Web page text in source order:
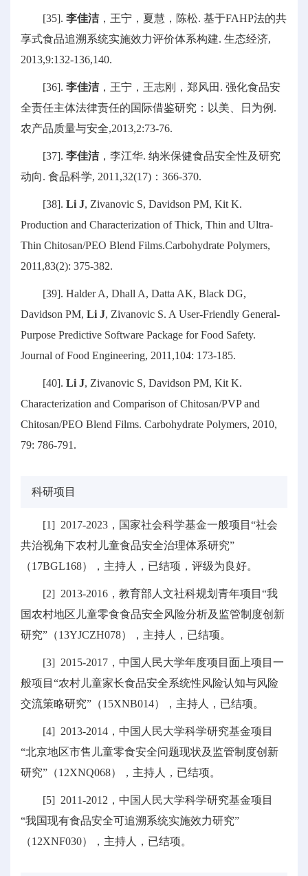
[35]. 李佳洁，王宁，夏慧，陈松. 基于FAHP法的共
享式食品追溯系统实施效力评价体系构建. 生态经济,
2013,9:132-136,140.
[36]. 李佳洁，王宁，王志刚，郑风田. 强化食品安
全责任主体法律责任的国际借鉴研究：以美、日为例.
农产品质量与安全,2013,2:73-76.
[37]. 李佳洁，李江华. 纳米保健食品安全性及研究
动向. 食品科学, 2011,32(17)：366-370.
[38]. Li J, Zivanovic S, Davidson PM, Kit K.
Production and Characterization of Thick, Thin and Ultra-
Thin Chitosan/PEO Blend Films.Carbohydrate Polymers,
2011,83(2): 375-382.
[39]. Halder A, Dhall A, Datta AK, Black DG,
Davidson PM, Li J, Zivanovic S. A User-Friendly General-
Purpose Predictive Software Package for Food Safety.
Journal of Food Engineering, 2011,104: 173-185.
[40]. Li J, Zivanovic S, Davidson PM, Kit K.
Characterization and Comparison of Chitosan/PVP and
Chitosan/PEO Blend Films. Carbohydrate Polymers, 2010,
79: 786-791.
科研项目
[1] 2017-2023，国家社会科学基金一般项目“社会
共治视角下农村儿童食品安全治理体系研究”
（17BGL168），主持人，已结项，评级为良好。
[2] 2013-2016，教育部人文社科规划青年项目“我
国农村地区儿童零食食品安全风险分析及监管制度创新
研究”（13YJCZH078），主持人，已结项。
[3] 2015-2017，中国人民大学年度项目面上项目一
般项目“农村儿童家长食品安全系统性风险认知与风险
交流策略研究”（15XNB014），主持人，已结项。
[4] 2013-2014，中国人民大学科学研究基金项目
“北京地区市售儿童零食安全问题现状及监管制度创新
研究”（12XNQ068），主持人，已结项。
[5] 2011-2012，中国人民大学科学研究基金项目
“我国现有食品安全可追溯系统实施效力研究”
（12XNF030），主持人，已结项。